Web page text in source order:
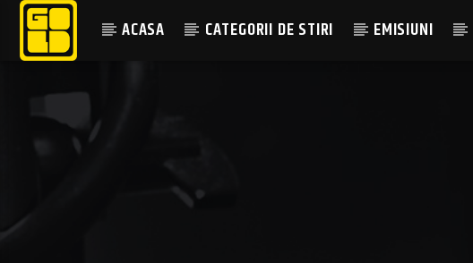
ACASA CATEGORII DE STIRI EMISIUNI